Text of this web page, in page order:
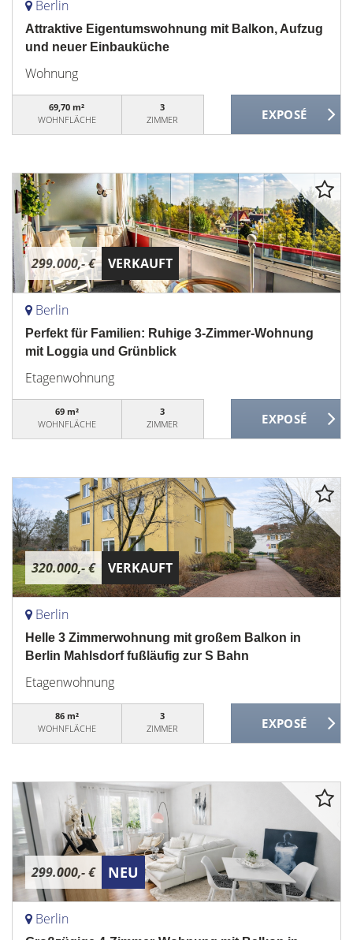
Berlin
Attraktive Eigentumswohnung mit Balkon, Aufzug
und neuer Einbauküche
Wohnung
69,70 m²
WOHNFLÄCHE
3
ZIMMER
299.000,- € VERKAUFT
Berlin
Perfekt für Familien: Ruhige 3-Zimmer-Wohnung
mit Loggia und Grünblick
Etagenwohnung
69 m²
WOHNFLÄCHE
3
ZIMMER
320.000,- € VERKAUFT
Berlin
Helle 3 Zimmerwohnung mit großem Balkon in
Berlin Mahlsdorf fußläufig zur S Bahn
Etagenwohnung
86 m²
WOHNFLÄCHE
3
ZIMMER
299.000,- € NEU
Berlin